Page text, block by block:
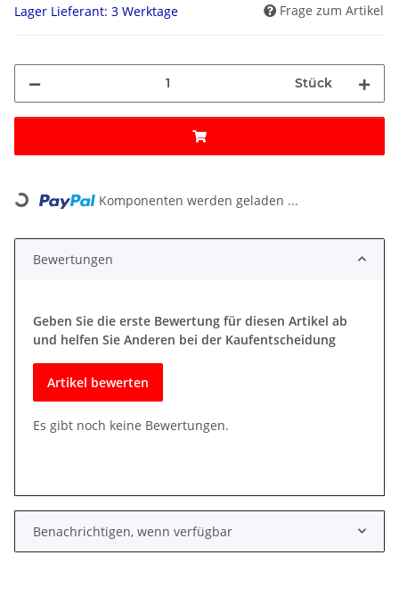
Lager Lieferant: 3 Werktage Frage zum Artikel
Stück
Loading... Komponenten werden geladen ...
Bewertungen
Geben Sie die erste Bewertung für diesen Artikel ab
und helfen Sie Anderen bei der Kaufentscheidung
Artikel bewerten
Es gibt noch keine Bewertungen.
Benachrichtigen, wenn verfügbar